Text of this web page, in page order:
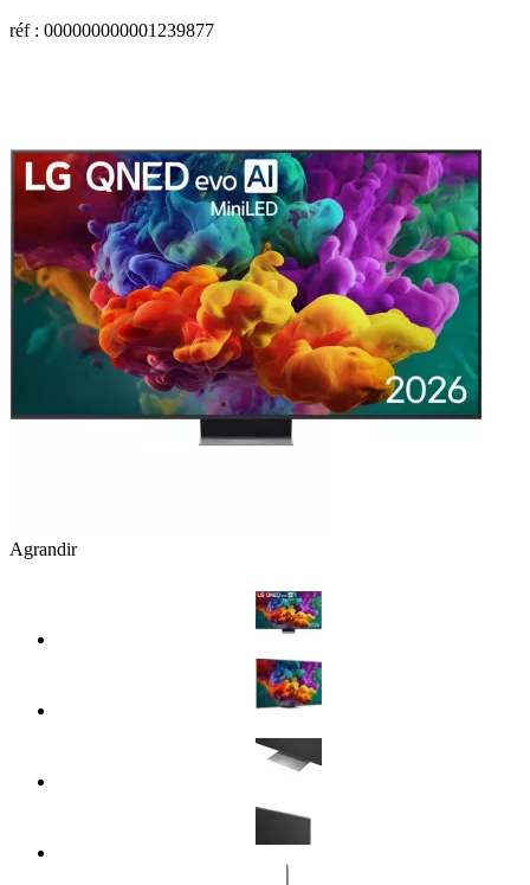
réf : 000000000001239877
Agrandir